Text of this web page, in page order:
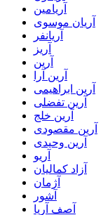
آریامین
آریان موسوی
آریانفر
آریز
آرین
آرین آرا
آرین ابراهیمی
آرین تفضلی
آرین خلج
آرین مقصودی
آرین وحیدی
آریو
آزاد کمالیان
آژمان
آشور
آصف آریا